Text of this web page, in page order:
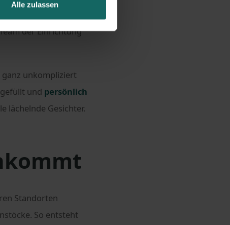
Alle zulassen
der Einrichtung
ganz unkompliziert
und persönlich
lächelnde Gesichter.
Standorten
So entsteht